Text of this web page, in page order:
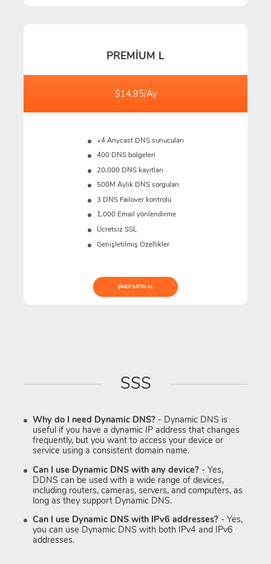
PREMIUM L
$14.95/Ay
+4 Anycast DNS sunucuları
400 DNS bölgeleri
20,000 DNS kayıtları
500M Aylık DNS sorguları
3 DNS Failover kontrolü
1,000 Email yönlendirme
Ücretsiz SSL
Genişletilmiş Özellikler
ŞIMDI SATIN AL
SSS
Why do I need Dynamic DNS? - Dynamic DNS is
useful if you have a dynamic IP address that changes
frequently, but you want to access your device or
service using a consistent domain name.
Can I use Dynamic DNS with any device? - Yes,
DDNS can be used with a wide range of devices,
including routers, cameras, servers, and computers, as
long as they support Dynamic DNS.
Can I use Dynamic DNS with IPv6 addresses? - Yes,
you can use Dynamic DNS with both IPv4 and IPv6
addresses.